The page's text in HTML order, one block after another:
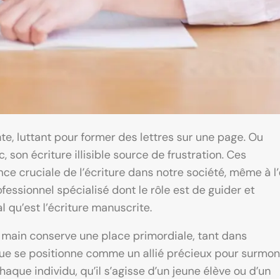
luttant pour former des lettres sur une page. Ou
son écriture illisible source de frustration. Ces
cruciale de l’écriture dans notre société, même à
spécialisé dont le rôle est de guider et
l’écriture manuscrite.
conserve une place primordiale, tant dans
se positionne comme un allié précieux pour
individu, qu’il s’agisse d’un jeune élève ou d’un